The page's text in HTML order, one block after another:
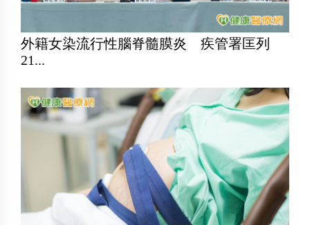
外籍女染流行性腦脊髓膜炎 疾管署匡列
21...